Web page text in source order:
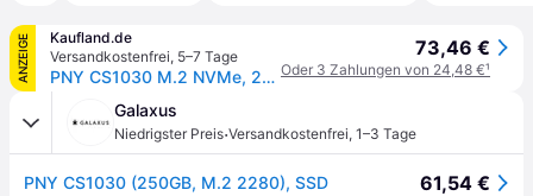
ANZEIGE
Kaufland.de
Versandkostenfrei, 5–7 Tage
PNY CS1030 M.2 NVMe, 250 GB, M.2, 2500 MB/s
73,46 €
Oder 3 Zahlungen von 24,48 €¹
Galaxus
Niedrigster Preis·Versandkostenfrei, 1–3 Tage
PNY CS1030 (250GB, M.2 2280), SSD 61,54 €